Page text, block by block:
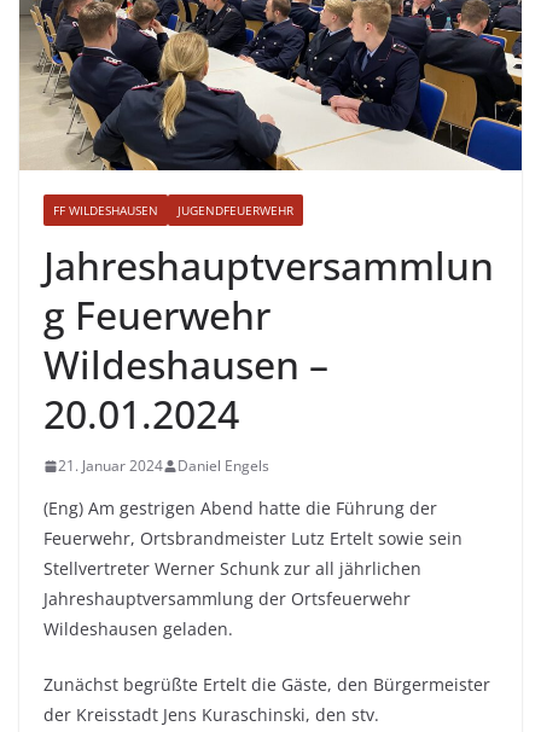
FF WILDESHAUSEN JUGENDFEUERWEHR
Jahreshauptversammlun
g Feuerwehr
Wildeshausen –
20.01.2024
21. Januar 2024 Daniel Engels
(Eng) Am gestrigen Abend hatte die Führung der
Feuerwehr, Ortsbrandmeister Lutz Ertelt sowie sein
Stellvertreter Werner Schunk zur all jährlichen
Jahreshauptversammlung der Ortsfeuerwehr
Wildeshausen geladen.
Zunächst begrüßte Ertelt die Gäste, den Bürgermeister
der Kreisstadt Jens Kuraschinski, den stv.